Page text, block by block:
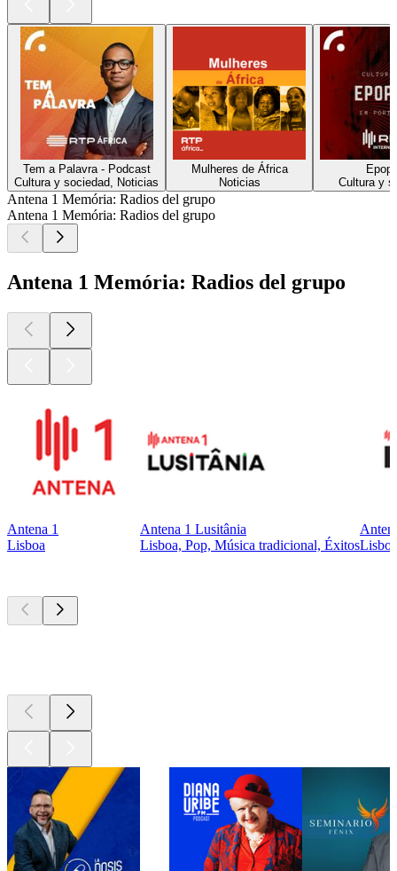
Tem a Palavra - Podcast
Cultura y sociedad, Noticias
Mulheres de África
Noticias
Cultura y
Antena 1 Memória: Radios del grupo
Antena 1 Memória: Radios del grupo
Antena 1 Memória: Radios del grupo
Antena 1
Lisboa
Antena 1 Lusitânia
Lisboa, Pop, Música tradicional, Éxitos